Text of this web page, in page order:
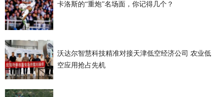
卡洛斯的“重炮”名场面，你记得几个？
沃达尔智慧科技精准对接天津低空经济公司 农业低
空应用抢占先机